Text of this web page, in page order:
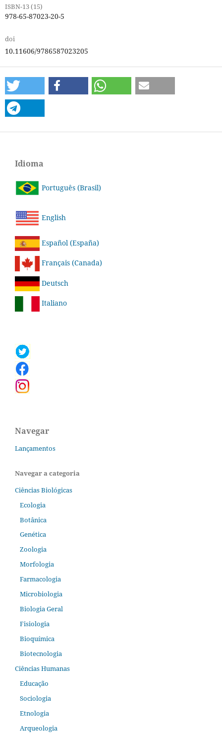
ISBN-13 (15)
978-65-87023-20-5
doi
10.11606/9786587023205
Idioma
Português (Brasil)
English
Español (España)
Français (Canada)
Deutsch
Italiano
Navegar
Lançamentos
Navegar a categoria
Ciências Biológicas
Ecologia
Botânica
Genética
Zoologia
Morfologia
Farmacologia
Microbiologia
Biologia Geral
Fisiologia
Bioquímica
Biotecnologia
Ciências Humanas
Educação
Sociologia
Etnologia
Arqueologia